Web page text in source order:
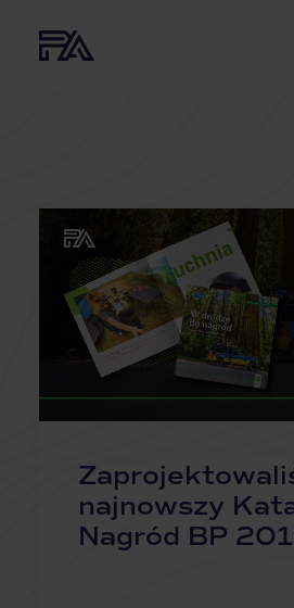
PROJEKTY
AKTUALNOŚCI
BLOG
KONTAKT
najnowszy
Nagród BP